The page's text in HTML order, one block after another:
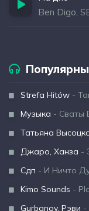
Ben Digo,
Strefa Hitów -
Музыка - Сваты
Татьяна
Джаро, Ханза -
Сдп - И Ничто
Kimo Sounds -
Gurbanov, Рэви -